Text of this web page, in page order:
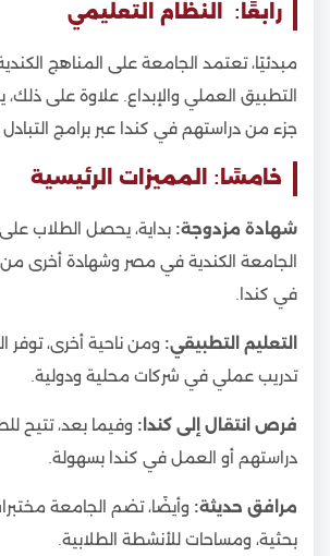
رابعًا: النظام التعليمي
مبدئيًا، تعتمد الجامعة على المناهج
التطبيق العملي والإبداع. علاوة على ذلك،
جزء من دراستهم في كندا عبر برامج التبادل
خامسًا: المميزات الرئيسية
شهادة مزدوجة: بداية، يحصل الطلاب
الجامعة الكندية في مصر وشهادة أخرى من
في كندا.
التعليم التطبيقي: ومن ناحية أخرى،
تدريب عملي في شركات محلية ودولية.
فرص انتقال إلى كندا: وفيما بعد، تتيح
دراستهم أو العمل في كندا بسهولة.
مرافق حديثة: وأيضًا، تضم الجامعة
بحثية، ومساحات للأنشطة الطلابية.